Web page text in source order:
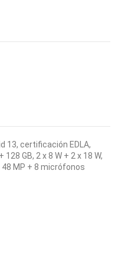
13, certificación EDLA,
GB, 2 x 8 W + 2 x 18 W,
MP + 8 micrófonos